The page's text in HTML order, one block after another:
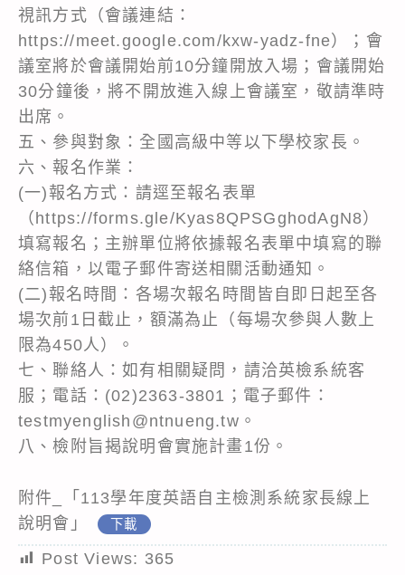
視訊方式（會議連結：
https://meet.google.com/kxw-yadz-fne）；會
議室將於會議開始前10分鐘開放入場；會議開始
30分鐘後，將不開放進入線上會議室，敬請準時
出席。
五、參與對象：全國高級中等以下學校家長。
六、報名作業：
(一)報名方式：請逕至報名表單
（https://forms.gle/Kyas8QPSGghodAgN8）
填寫報名；主辦單位將依據報名表單中填寫的聯
絡信箱，以電子郵件寄送相關活動通知。
(二)報名時間：各場次報名時間皆自即日起至各
場次前1日截止，額滿為止（每場次參與人數上
限為450人）。
七、聯絡人：如有相關疑問，請洽英檢系統客
服；電話：(02)2363-3801；電子郵件：
testmyenglish@ntnueng.tw。
八、檢附旨揭說明會實施計畫1份。
附件_「113學年度英語自主檢測系統家長線上
說明會」
下載
Post Views: 365